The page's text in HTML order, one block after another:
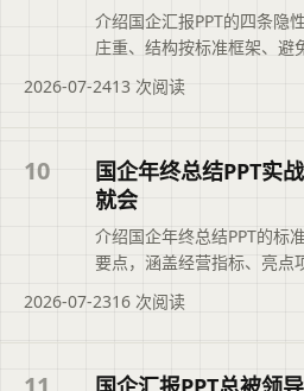
介绍国企汇报PPT的四条隐
庄重、结构按标准框架、避
理解稳重比炫酷更重要的汇
概率。可供读者参考。摘要
整上下文。
2026-07-2413 次阅读
10
国企年终总结PPT实
就会
介绍国企年终总结PPT的标
要点，涵盖经营指标、亮点
法，并推荐二狗PPT工具提
晰的汇报材料。可供读者参
2026-07-2316 次阅读